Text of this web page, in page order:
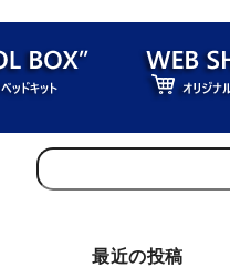
最近の投稿